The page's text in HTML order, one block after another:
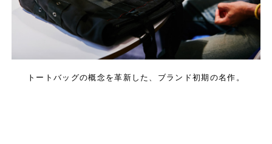
トートバッグの概念を革新した、ブランド初期の名作。